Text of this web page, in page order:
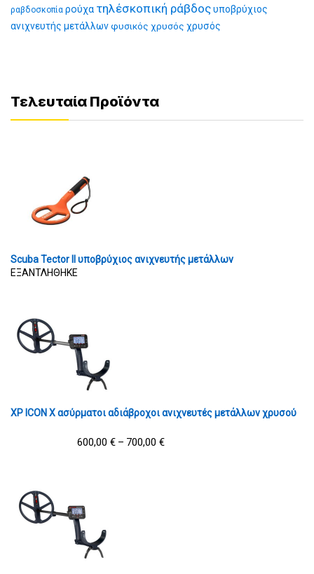
ραβδοσκοπία ρούχα τηλέσκοπική ράβδοςυποβρύχιος
ανιχνευτής μετάλλωνφυσικός χρυσός χρυσός
Τελευταία Προϊόντα
Scuba Tector II υποβρύχιος ανιχνευτής μετάλλων
ΕΞΑΝΤΛΗΘΗΚΕ
XP ICON X ασύρματοι αδιάβροχοι ανιχνευτές μετάλλων χρυσού
600,00 € – 700,00 €